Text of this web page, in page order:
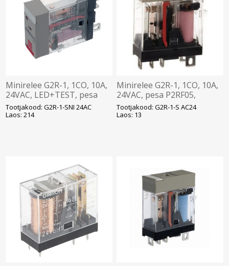
Minirelee G2R-1, 1CO, 10A,
24VAC, LED+TEST, pesa
P2RF05, Omron
Tootjakood: G2R-1-SNI 24AC
Laos: 214
Minirelee G2R-1, 1CO, 10A,
24VAC, pesa P2RF05,
Omron
Tootjakood: G2R-1-S AC24
Laos: 13